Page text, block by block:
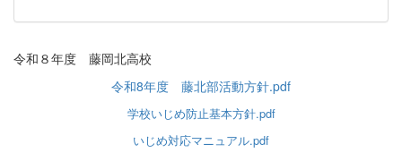
令和８年度 藤岡北高校
令和8年度 藤北部活動方針.pdf
学校いじめ防止基本方針.pdf
いじめ対応マニュアル.pdf